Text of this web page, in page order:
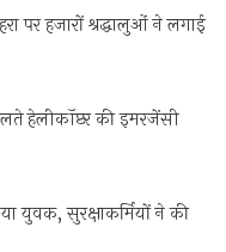
पर हजारों श्रद्धालुओं ने लगाई
हेलीकॉप्टर की इमरजेंसी
युवक, सुरक्षाकर्मियों ने की